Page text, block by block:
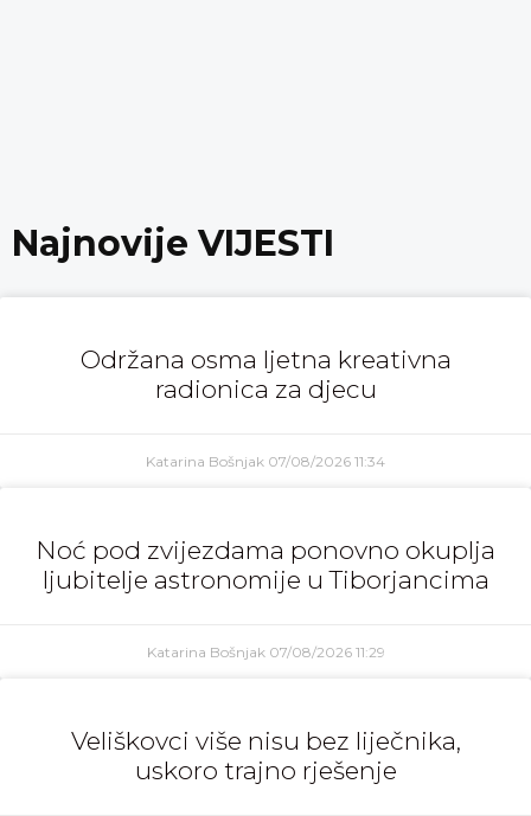
Najnovije VIJESTI
Održana osma ljetna kreativna
radionica za djecu
Katarina Bošnjak 07/08/2026 11:34
Noć pod zvijezdama ponovno okuplja
ljubitelje astronomije u Tiborjancima
Katarina Bošnjak 07/08/2026 11:29
Veliškovci više nisu bez liječnika,
uskoro trajno rješenje